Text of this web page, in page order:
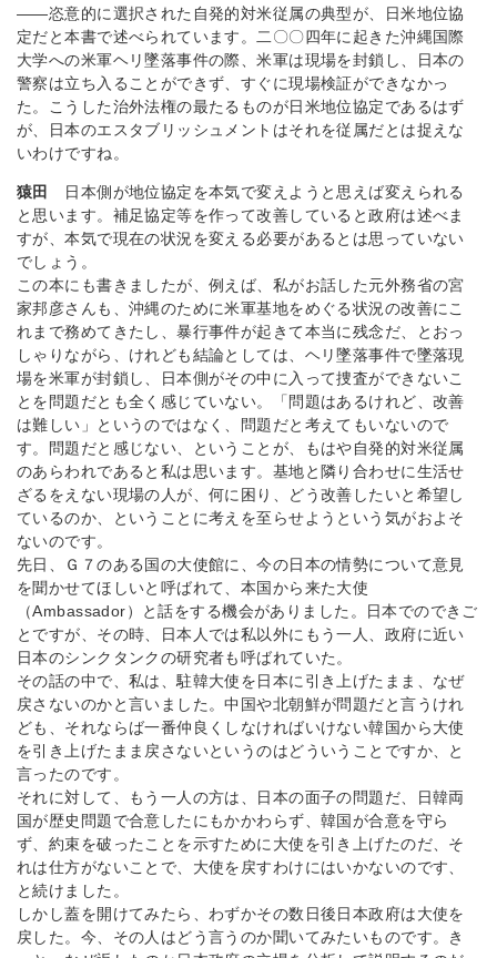
――恣意的に選択された自発的対米従属の典型が、日米地位協
定だと本書で述べられています。二〇〇四年に起きた沖縄国際
大学への米軍ヘリ墜落事件の際、米軍は現場を封鎖し、日本の
警察は立ち入ることができず、すぐに現場検証ができなかっ
た。こうした治外法権の最たるものが日米地位協定であるはず
が、日本のエスタブリッシュメントはそれを従属だとは捉えな
いわけですね。
猿田
日本側が地位協定を本気で変えようと思えば変えられる
と思います。補足協定等を作って改善していると政府は述べま
すが、本気で現在の状況を変える必要があるとは思っていない
でしょう。
この本にも書きましたが、例えば、私がお話した元外務省の宮
家邦彦さんも、沖縄のために米軍基地をめぐる状況の改善にこ
れまで務めてきたし、暴行事件が起きて本当に残念だ、とおっ
しゃりながら、けれども結論としては、ヘリ墜落事件で墜落現
場を米軍が封鎖し、日本側がその中に入って捜査ができないこ
とを問題だとも全く感じていない。「問題はあるけれど、改善
は難しい」というのではなく、問題だと考えてもいないので
す。問題だと感じない、ということが、もはや自発的対米従属
のあらわれであると私は思います。基地と隣り合わせに生活せ
ざるをえない現場の人が、何に困り、どう改善したいと希望し
ているのか、ということに考えを至らせようという気がおよそ
ないのです。
先日、Ｇ７のある国の大使館に、今の日本の情勢について意見
を聞かせてほしいと呼ばれて、本国から来た大使
（Ambassador）と話をする機会がありました。日本でのできご
とですが、その時、日本人では私以外にもう一人、政府に近い
日本のシンクタンクの研究者も呼ばれていた。
その話の中で、私は、駐韓大使を日本に引き上げたまま、なぜ
戻さないのかと言いました。中国や北朝鮮が問題だと言うけれ
ども、それならば一番仲良くしなければいけない韓国から大使
を引き上げたまま戻さないというのはどういうことですか、と
言ったのです。
それに対して、もう一人の方は、日本の面子の問題だ、日韓両
国が歴史問題で合意したにもかかわらず、韓国が合意を守ら
ず、約束を破ったことを示すために大使を引き上げたのだ、そ
れは仕方がないことで、大使を戻すわけにはいかないのです、
と続けました。
しかし蓋を開けてみたら、わずかその数日後日本政府は大使を
戻した。今、その人はどう言うのか聞いてみたいものです。き